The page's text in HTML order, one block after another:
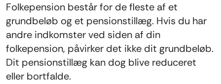
Folkepension består for de fleste af et
grundbeløb og et pensionstillæg. Hvis du har
andre indkomster ved siden af din
folkepension, påvirker det ikke dit grundbeløb.
Dit pensionstillæg kan dog blive reduceret
eller bortfalde.